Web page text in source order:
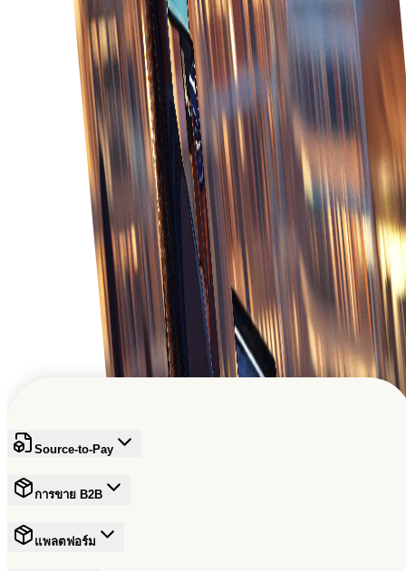
บริการลูกค้าดีขึ้น
ให้บริการลูกค้าเยี่ยมด้วยอัปเดตทันเวลาและข้อมูลที่ถูกต้อง
เกี่ยวกับสถานะคำสั่งและการจัดส่ง
ขับเคลื่อนการเติบโต B2B ทั่วโลก
เข้าร่วมเครือข่ายที่น่าเชื่อถือซึ่งกำลังกำหนดอนาคตของการค้า
Source-to-Pay
การขาย B2B
แพลตฟอร์ม